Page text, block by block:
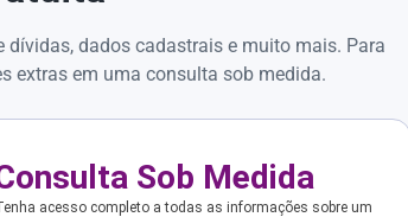
dados cadastrais e muito mais. Para
extras em uma consulta sob medida.
Sob Medida
acesso completo a todas as informações sobre um